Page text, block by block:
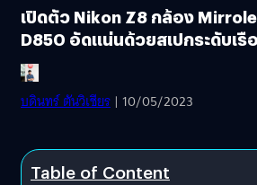
เปิดตัว Nikon Z8 กล้อง
D850 อัดแน่นด้วยสเปกระดับเรื
บดินทร์ ตันวิเชียร | 10/05/2023
Table of Content